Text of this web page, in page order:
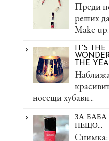
Преди
реших
Make
IT'S THE
THE
носещи хубави...
ЗА
НЕЩО...
Снимка: